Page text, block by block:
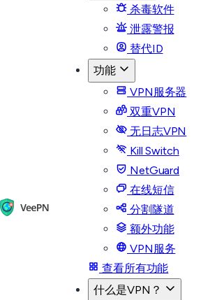
杀毒软件
泄露警报
替代ID
功能
VPN服务器
双重VPN
无日志VPN
Kill Switch
NetGuard
在线短信
分割隧道
额外功能
VPN服务
查看所有功能
什么是VPN？